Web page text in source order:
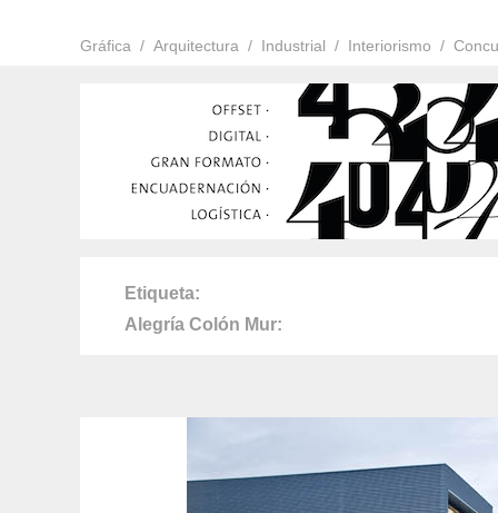
Gráfica Arquitectura Industrial Interiorismo
Etiqueta
Alegría Colón Mur